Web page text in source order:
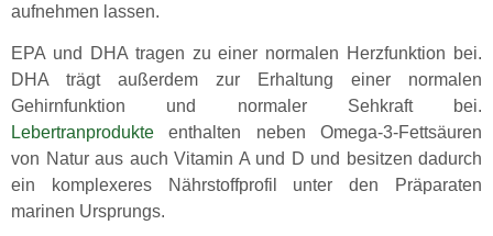
aufnehmen lassen.
EPA und DHA tragen zu einer normalen Herzfunktion bei.
DHA trägt außerdem zur Erhaltung einer normalen
Gehirnfunktion und normaler Sehkraft bei.
Lebertranprodukte enthalten neben Omega-3-Fettsäuren
von Natur aus auch Vitamin A und D und besitzen dadurch
ein komplexeres Nährstoffprofil unter den Präparaten
marinen Ursprungs.